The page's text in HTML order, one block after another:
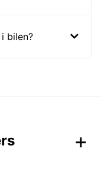
bilen?